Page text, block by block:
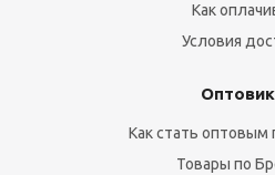
Как
Условия
Как стать оптовым
Товары по